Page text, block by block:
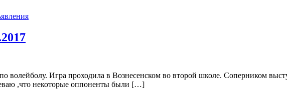
волейболу. Игра проходила в Вознесенском во второй школе. Соперником
,что некоторые оппоненты были […]